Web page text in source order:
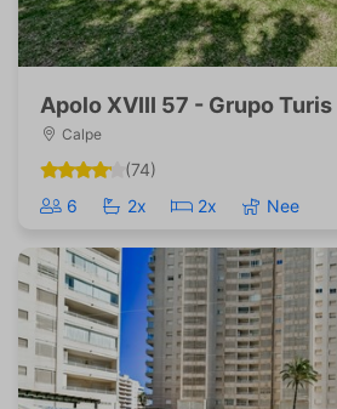
Apolo XVIII 57 - Grupo Turis
Calpe
(74)
6
2x 2x Nee